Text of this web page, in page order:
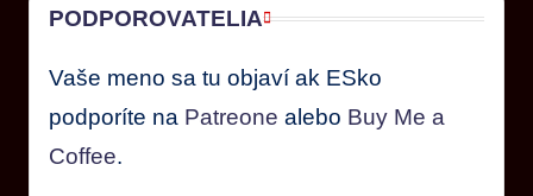
PODPOROVATELIA
Vaše meno sa tu objaví ak ESko
podporíte na Patreone alebo Buy Me a
Coffee.